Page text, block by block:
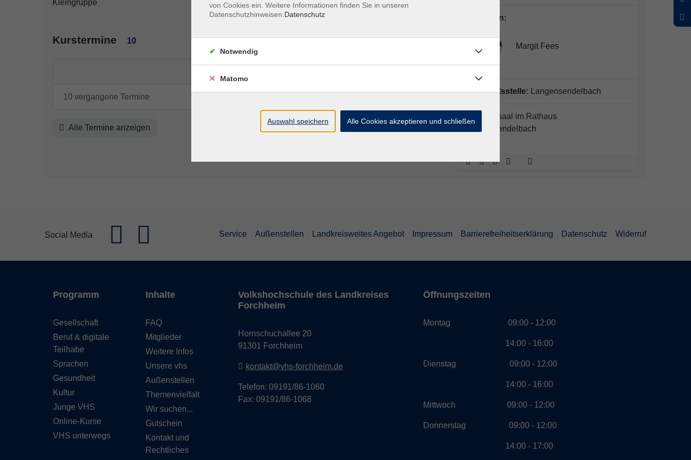
Kleingruppe
Kurstermine 10
10 vergangene Termine
Alle Termine anzeigen
Dozent*in:
Margit Fees
Geschäftsstelle: Langensendelbach
Sitzungssaal im Rathaus
Langensendelbach
Social Media Service Außenstellen Landkreisweites Angebot Impressum Barrierefreiheitserklärung Datenschutz Widerruf
Programm
Gesellschaft
Beruf & digitale
Teilhabe
Sprachen
Gesundheit
Kultur
Junge VHS
Online-Kurse
VHS unterwegs
Inhalte
FAQ
Mitglieder
Weitere Infos
Unsere vhs
Außenstellen
Themenvielfalt
Wir suchen...
Gutschein
Kontakt und
Rechtliches
Volkshochschule des Landkreises
Forchheim
Hornschuchallee 20
91301 Forchheim
kontakt@vhs-forchheim.de
Telefon: 09191/86-1060
Fax: 09191/86-1068
Öffnungszeiten
Montag 09:00 - 12:00
14:00 - 16:00
Dienstag 09:00 - 12:00
14:00 - 16:00
Mittwoch 09:00 - 12:00
Donnerstag 09:00 - 12:00
14:00 - 17:00
von Cookies ein. Weitere Informationen finden Sie in unseren
Datenschutzhinweisen. Datenschutz
Notwendig
Matomo
Auswahl speichern Alle Cookies akzeptieren und schließen